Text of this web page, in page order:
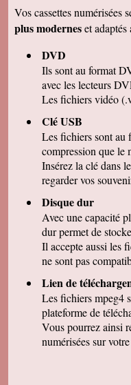
bonne qualité.
Marcel G
numerisées. c'est
René DR
Nous avons
récupération sur
Margot P
Studio très
arrangeant à prix
vivement !
Christian R
NOUS VENONS
ET TENONS A
VOTRE :
-ACCUEIL
-QUALITE DE
-
François M
C'est avec grand
passage
duplication VHS/
Permettez moi
de votre travail.
de vous. Bonne
Vos cassettes numérisées
plus moderneset
DVD
Ils sont au format
avec les lecteurs
Les fichiers vidéo
Clé USB
Les fichiers sont au
compression que le
Insérez la clé dans
regarder vos
Disque dur
Avec une capacité
dur permet de
Il accepte aussi les
ne sont pas
Lien de
Les fichiers mpeg4
plateforme de
Vous pourrez ainsi
numérisées sur